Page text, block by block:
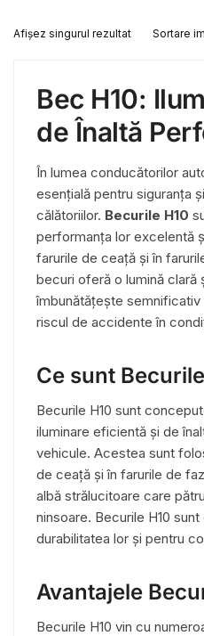
are
variații.
Opțiunile
produsului.
Afișez singurul rezultat
Bec H10:
de Înaltă
În lumea conducătorilor
esențială pentru siguranța
călătoriilor. Becurile H10
performanța lor excelentă
farurile de ceață și în
becuri oferă o lumină clară
îmbunătățește
riscul de accidente în
Ce sunt
Becurile H10 sunt
iluminare eficientă și de
vehicule. Acestea sunt
de ceață și în farurile de
albă strălucitoare care
ninsoare. Becurile H10
durabilitatea lor și pentru
Avantajele
Becurile H10 vin cu